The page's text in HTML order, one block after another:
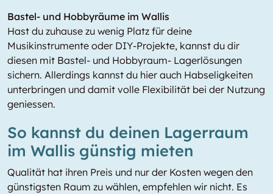
Bastel- und Hobbyräume im Wallis
Hast du zuhause zu wenig Platz für deine
Musikinstrumente oder DIY-Projekte, kannst du dir
diesen mit Bastel- und Hobbyraum- Lagerlösungen
sichern. Allerdings kannst du hier auch Habseligkeiten
unterbringen und damit volle Flexibilität bei der Nutzung
geniessen.
So kannst du deinen Lagerraum
im Wallis günstig mieten
Qualität hat ihren Preis und nur der Kosten wegen den
günstigsten Raum zu wählen, empfehlen wir nicht. Es